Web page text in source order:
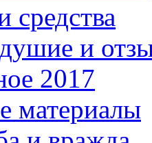
средства
и
2017
материалы